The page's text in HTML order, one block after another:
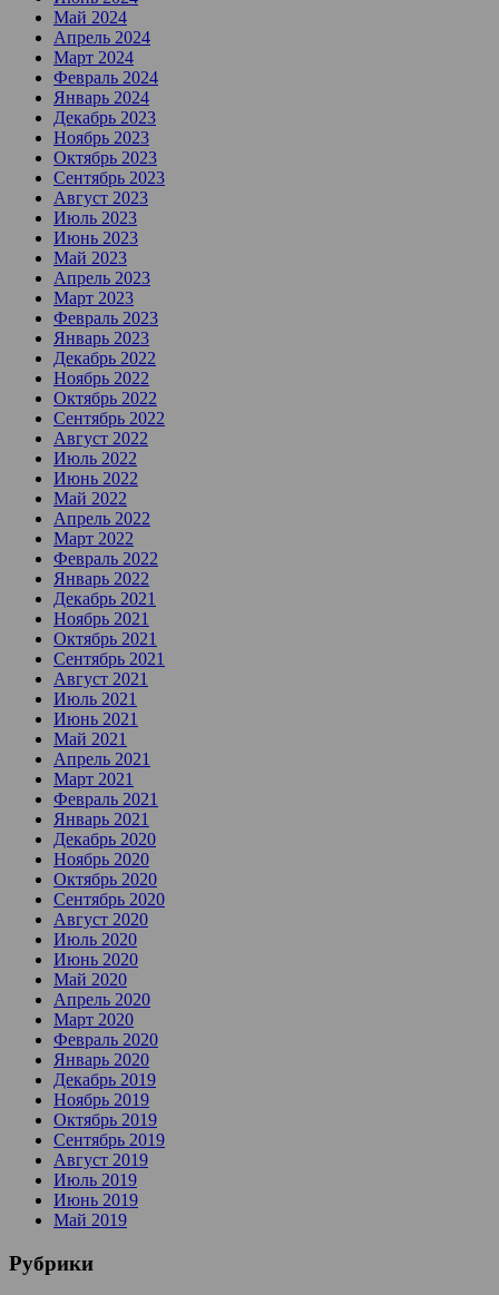
Май 2024
Апрель 2024
Март 2024
Февраль 2024
Январь 2024
Декабрь 2023
Ноябрь 2023
Октябрь 2023
Сентябрь 2023
Август 2023
Июль 2023
Июнь 2023
Май 2023
Апрель 2023
Март 2023
Февраль 2023
Январь 2023
Декабрь 2022
Ноябрь 2022
Октябрь 2022
Сентябрь 2022
Август 2022
Июль 2022
Июнь 2022
Май 2022
Апрель 2022
Март 2022
Февраль 2022
Январь 2022
Декабрь 2021
Ноябрь 2021
Октябрь 2021
Сентябрь 2021
Август 2021
Июль 2021
Июнь 2021
Май 2021
Апрель 2021
Март 2021
Февраль 2021
Январь 2021
Декабрь 2020
Ноябрь 2020
Октябрь 2020
Сентябрь 2020
Август 2020
Июль 2020
Июнь 2020
Май 2020
Апрель 2020
Март 2020
Февраль 2020
Январь 2020
Декабрь 2019
Ноябрь 2019
Октябрь 2019
Сентябрь 2019
Август 2019
Июль 2019
Июнь 2019
Май 2019
Рубрики